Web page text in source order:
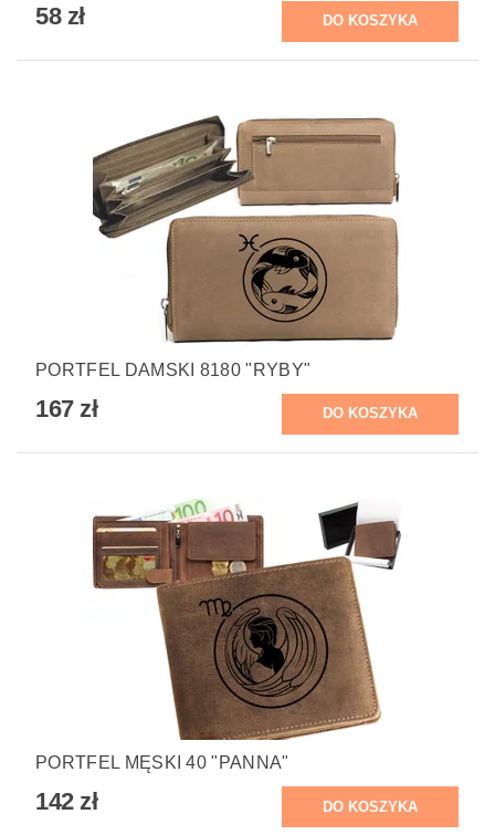
58 zł
PORTFEL DAMSKI 8180 "RYBY"
167 zł
PORTFEL MĘSKI 40 "PANNA"
142 zł